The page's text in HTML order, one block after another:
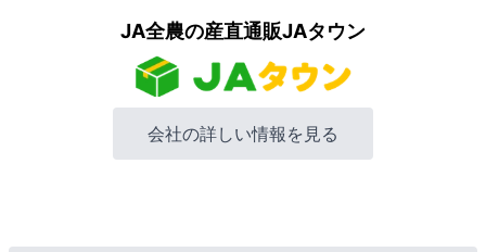
JA全農の産直通販JAタウン
会社の詳しい情報を見る